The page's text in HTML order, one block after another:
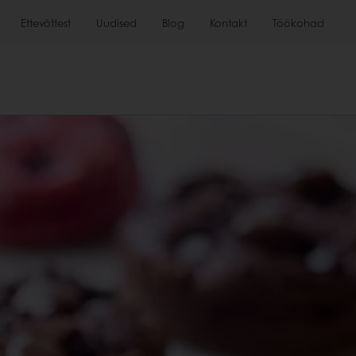
Ettevõttest Uudised Blog Kontakt Töökohad